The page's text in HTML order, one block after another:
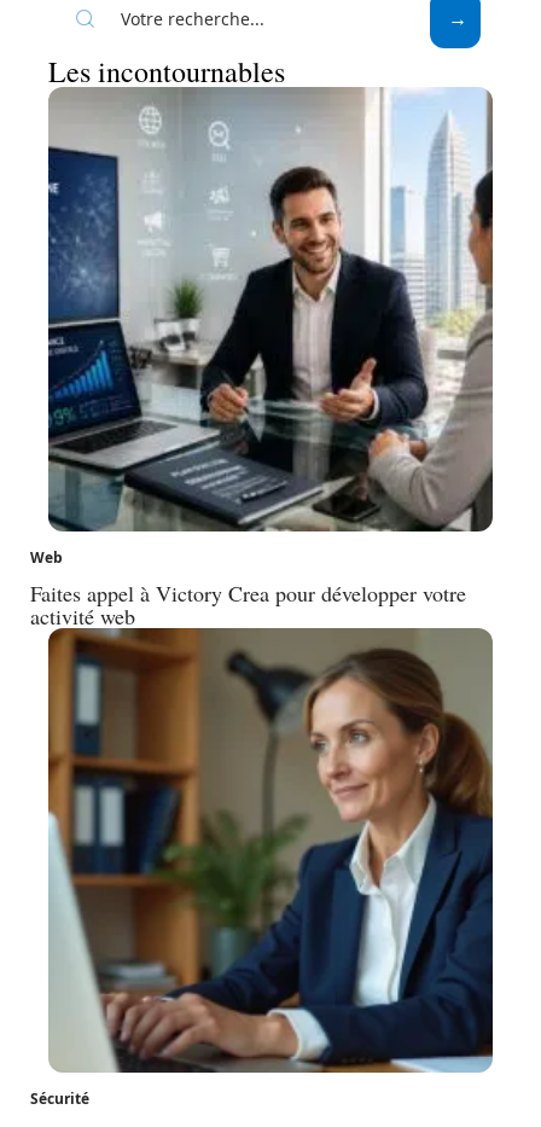
Les incontournables
Web
Faites appel à Victory Crea pour développer votre
activité web
Sécurité